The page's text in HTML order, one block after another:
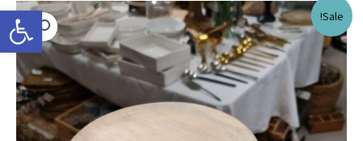
פתח Sale!